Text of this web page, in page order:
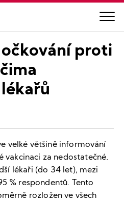
proti
velké většině informování
vakcinaci za nedostatečné.
lékaři (do 34 let), mezi
% respondentů. Tento
rozložen ve všech